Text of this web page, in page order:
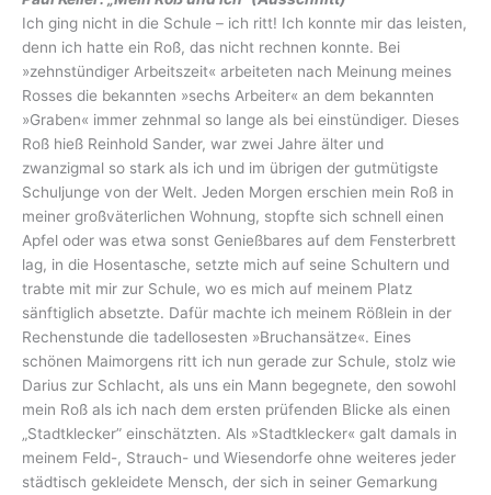
Ich ging nicht in die Schule – ich ritt! Ich konnte mir das leisten,
denn ich hatte ein Roß, das nicht rechnen konnte. Bei
»zehnstündiger Arbeitszeit« arbeiteten nach Meinung meines
Rosses die bekannten »sechs Arbeiter« an dem bekannten
»Graben« immer zehnmal so lange als bei einstündiger. Dieses
Roß hieß Reinhold Sander, war zwei Jahre älter und
zwanzigmal so stark als ich und im übrigen der gutmütigste
Schuljunge von der Welt. Jeden Morgen erschien mein Roß in
meiner großväterlichen Wohnung, stopfte sich schnell einen
Apfel oder was etwa sonst Genießbares auf dem Fensterbrett
lag, in die Hosentasche, setzte mich auf seine Schultern und
trabte mit mir zur Schule, wo es mich auf meinem Platz
sänftiglich absetzte. Dafür machte ich meinem Rößlein in der
Rechenstunde die tadellosesten »Bruchansätze«. Eines
schönen Maimorgens ritt ich nun gerade zur Schule, stolz wie
Darius zur Schlacht, als uns ein Mann begegnete, den sowohl
mein Roß als ich nach dem ersten prüfenden Blicke als einen
„Stadtklecker” einschätzten. Als »Stadtklecker« galt damals in
meinem Feld-, Strauch- und Wiesendorfe ohne weiteres jeder
städtisch gekleidete Mensch, der sich in seiner Gemarkung